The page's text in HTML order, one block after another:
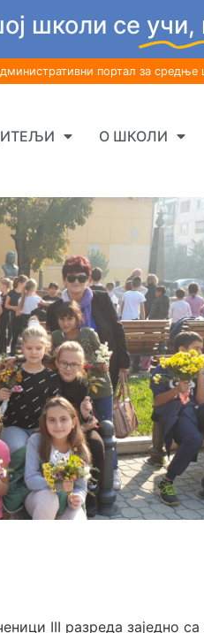
школи се учи,
портал за средње
О ШКОЛИ
III разреда заједно са